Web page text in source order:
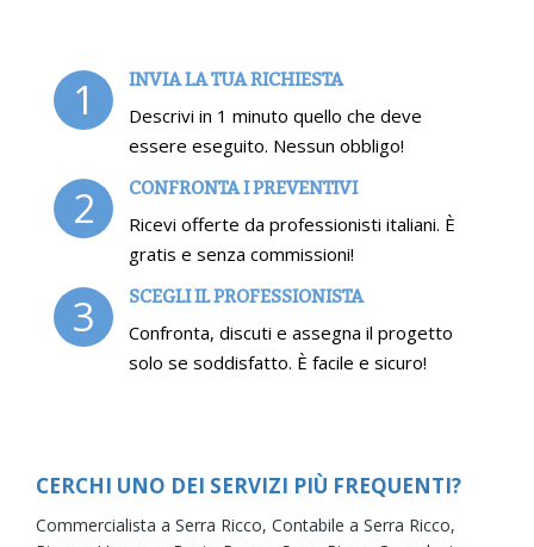
1 INVIA LA TUA RICHIESTA
Descrivi in 1 minuto quello che deve
essere eseguito. Nessun obbligo!
2 CONFRONTA I PREVENTIVI
Ricevi offerte da professionisti italiani. È
gratis e senza commissioni!
3 SCEGLI IL PROFESSIONISTA
Confronta, discuti e assegna il progetto
solo se soddisfatto. È facile e sicuro!
CERCHI UNO DEI SERVIZI PIÙ FREQUENTI?
Commercialista a Serra Ricco, Contabile a Serra Ricco,